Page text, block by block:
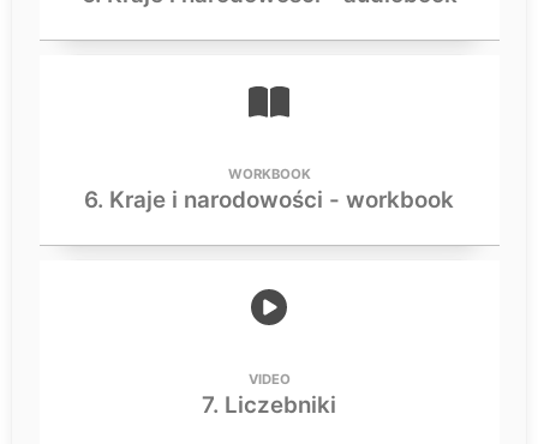
WORKBOOK
6. Kraje i narodowości - workbook
VIDEO
7. Liczebniki